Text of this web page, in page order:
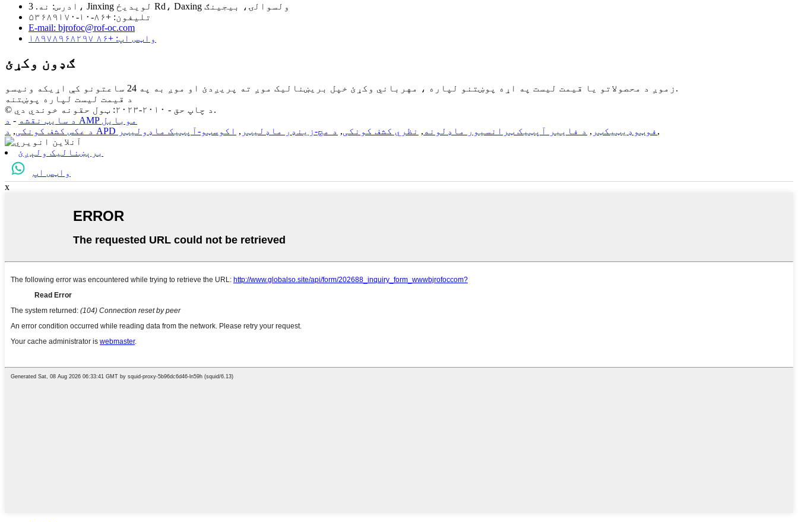
ادرس: نه. 3، Jinxing لویدیځ Rd، Daxing ولسوالۍ، بیجینګ
تلیفون: +۸۶-۱۰-۵۳۶۸۹۱۷۰
E-mail: bjrofoc@rof-oc.com
واټس اپ: +۸۶ ۱۸۹۷۸۹۶۸۲۹۷
ګډون وکړئ
زموږ د محصولاتو یا قیمت لیست په اړه پوښتنو لپاره ، مهرباني وکړئ خپل بریښنالیک موږ ته پریږدئ او موږ به په 24 ساعتونو کې اړیکه ونیسو.
د قیمت لیست لپاره پوښتنه
© د چاپ حق - ۲۰۱۰-۲۰۲۳: ټول حقونه خوندي دي.
د سایټ نقشه -
د AMP موبایل
د عکس کشف کونکی, د APD فوټوډیټیکټر , د فایبر آپټیک ټرانسیور ماډلونه , نظري کشف کونکی, د مچ-زینډر ماډلیټر , اکوسټو-آپټیک ماډولیټر ,
برېښنالیک ولېږئ
واټس اپ
x